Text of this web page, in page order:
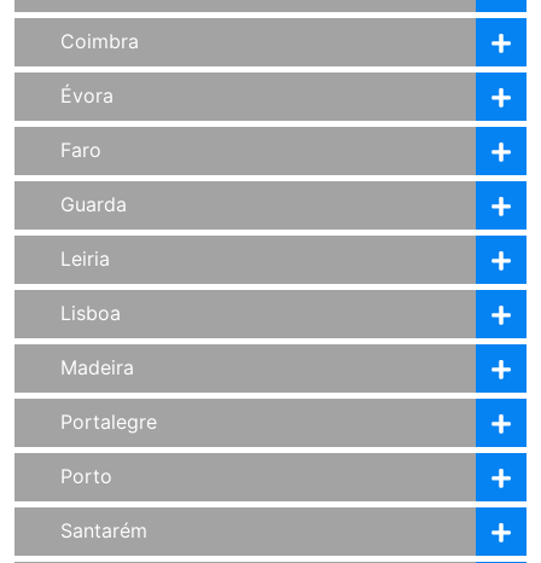
Coimbra
Évora
Faro
Guarda
Leiria
Lisboa
Madeira
Portalegre
Porto
Santarém